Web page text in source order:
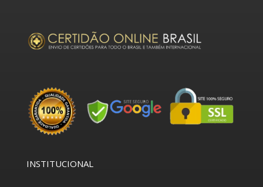
INSTITUCIONAL